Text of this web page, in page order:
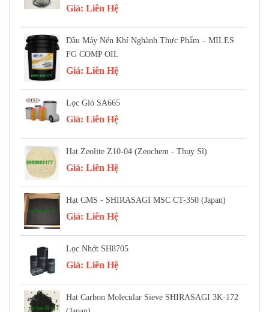
Giá: Liên Hệ
Dầu Máy Nén Khí Nghành Thực Phẩm – MILES
FG COMP OIL
Giá: Liên Hệ
Lọc Gió SA665
Giá: Liên Hệ
Hạt Zeolite Z10-04 (Zeochem - Thụy Sĩ)
Giá: Liên Hệ
Hạt CMS - SHIRASAGI MSC CT-350 (Japan)
Giá: Liên Hệ
Lọc Nhớt SH8705
Giá: Liên Hệ
Hạt Carbon Molecular Sieve SHIRASAGI 3K-172